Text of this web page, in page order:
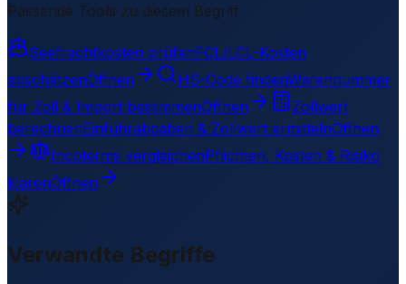
Passende Tools zu diesem Begriff
Seefrachtkosten prüfenFCL/LCL-Kosten
abschätzenÖffnen HS-Code findenWarennummer
für Zoll & Import bestimmenÖffnen
Zollwert
berechnenEinfuhrabgaben & Zollwert ermittelnÖffnen
Incoterms vergleichenPflichten, Kosten & Risiko
klärenÖffnen
Verwandte Begriffe